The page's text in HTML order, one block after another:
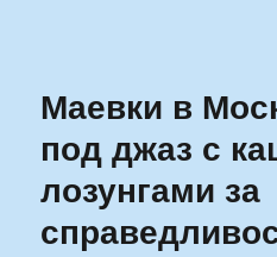
Ильменский
Маевки в
под джаз с
лозунгами за